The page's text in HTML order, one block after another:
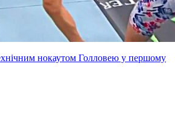
нокаутом Голловею у першому